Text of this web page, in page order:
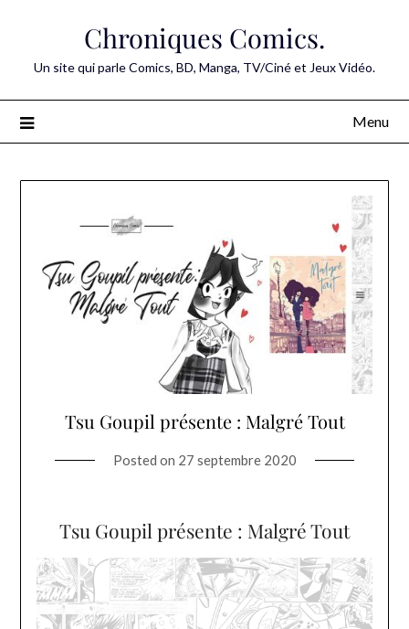
Chroniques Comics.
Un site qui parle Comics, BD, Manga, TV/Ciné et Jeux Vidéo.
Menu
Tsu Goupil présente : Malgré Tout
Posted on 27 septembre 2020
Tsu Goupil présente : Malgré Tout